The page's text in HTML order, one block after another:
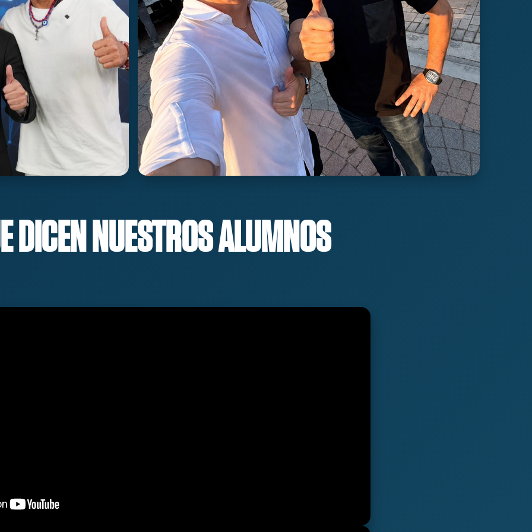
DICEN NUESTROS ALUMNOS